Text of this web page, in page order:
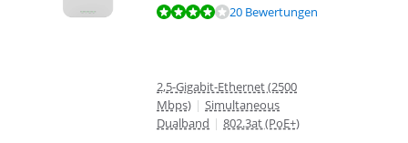
Bewertet mit 8,3 von 10, basierend auf 20 Bewertungen.
20 Bewertungen
2,5-Gigabit-Ethernet (2500
Mbps) | Simultaneous
Dualband | 802.3at (PoE+)